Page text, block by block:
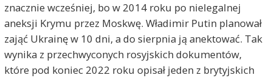
znacznie wcześniej, bo w 2014 roku po nielegalnej
aneksji Krymu przez Moskwę. Władimir Putin planował
zająć Ukrainę w 10 dni, a do sierpnia ją anektować. Tak
wynika z przechwyconych rosyjskich dokumentów,
które pod koniec 2022 roku opisał jeden z brytyjskich